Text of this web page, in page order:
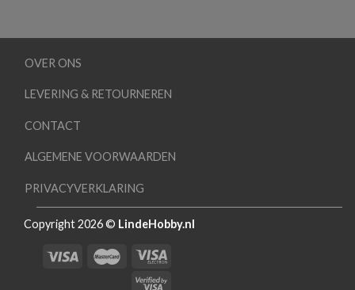
OVER ONS
LEVERING & RETOURNEREN
CONTACT
ALGEMENE VOORWAARDEN
PRIVACYVERKLARING
Copyright 2026 © LindeHobby.nl